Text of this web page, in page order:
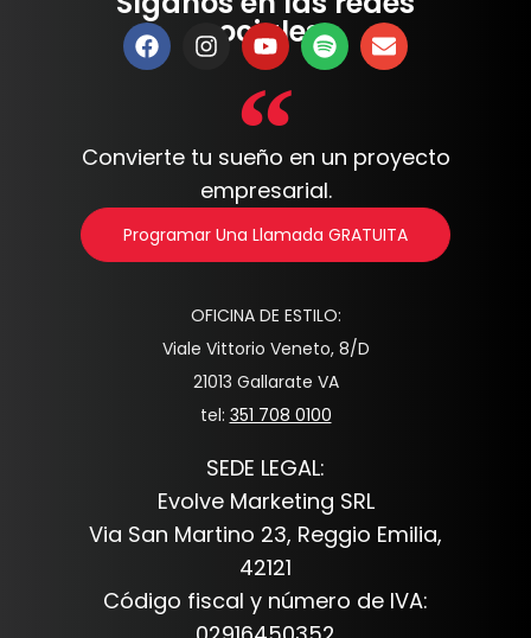
sociales:
Convierte tu sueño en un proyecto
empresarial.
Programar Una Llamada GRATUITA
OFICINA DE ESTILO:
Viale Vittorio Veneto, 8/D
21013 Gallarate VA
tel: 351 708 0100
SEDE LEGAL:
Evolve Marketing SRL
Via San Martino 23, Reggio Emilia,
42121
Código fiscal y número de IVA: